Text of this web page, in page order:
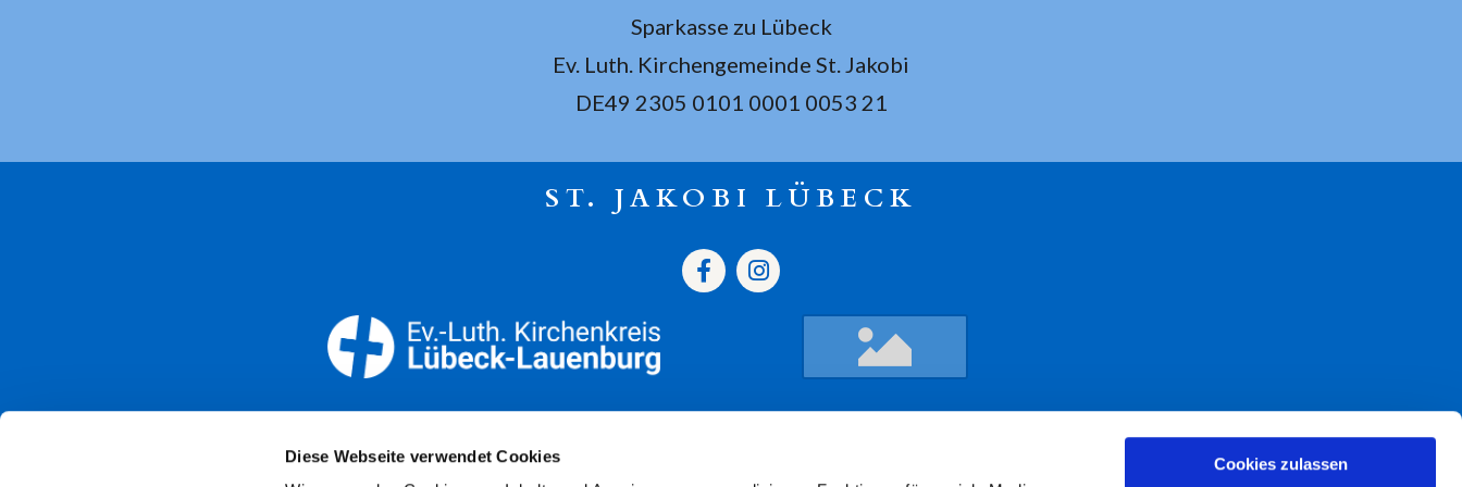
Diese Webseite verwendet Cookies
Cookies zulassen
Sparkasse zu Lübeck
Ev. Luth. Kirchengemeinde St. Jakobi
DE49 2305 0101 0001 0053 21
ST. JAKOBI LÜBECK
Öffnungszeiten